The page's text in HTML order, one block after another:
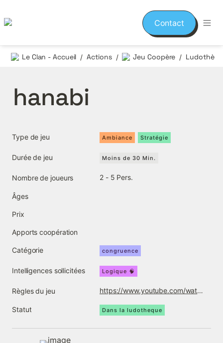
Contact
Le Clan - Accueil / Actions / Jeu Coopère /
hanabi
Type de jeu Ambiance Stratégie
Durée de jeu Moins de 30 Min.
Nombre de joueurs 2 - 5 Pers.
Âges
Prix
Apports coopération
Catégorie congruence
Intelligences sollicitées Logique 🧠
Règles du jeu https://www.youtube.com/watch?v=vG9-letaXCs
Statut Dans la ludotheque